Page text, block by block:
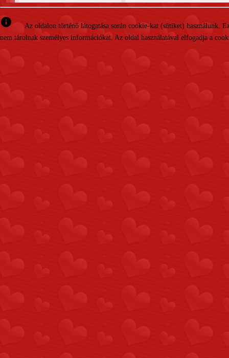
info
Az oldalon történő látogatása során cookie-kat (sütiket)
nem tárolnak személyes információkat. Az oldal használatával elfogadja a